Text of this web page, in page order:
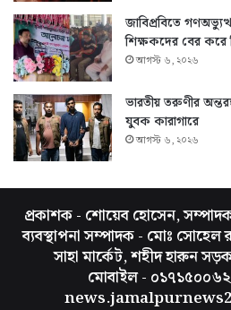
জাবিপ্রবিতে
শিক্ষকদের বের করে
আগস্ট ৬, ২০২৬
ভারতীয় তরুণীর
যুবক কারাগারে
আগস্ট ৬, ২০২৬
প্রকাশক - শোয়েব হোসেন,
ব্যবস্থাপনা সম্পাদক - মোঃ সোহেল
সাহা মার্কেট, শহীদ হারুন
মোবাইল -